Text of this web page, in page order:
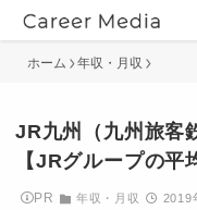
ホーム 年収・月収
JR九州（九州旅客
【JRグループの平
PR 年収・月収 2019